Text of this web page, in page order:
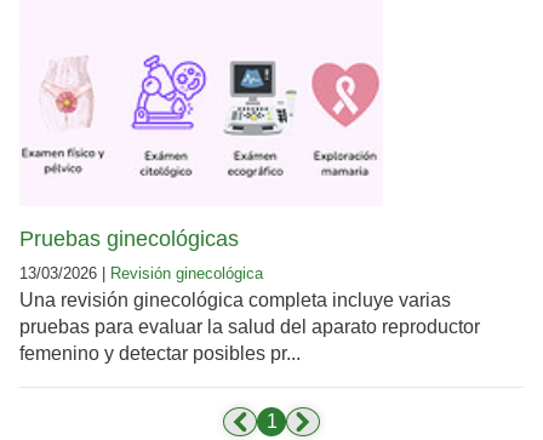
Pruebas ginecológicas
13/03/2026 | Revisión ginecológica
Una revisión ginecológica completa incluye varias
pruebas para evaluar la salud del aparato reproductor
femenino y detectar posibles pr...
1